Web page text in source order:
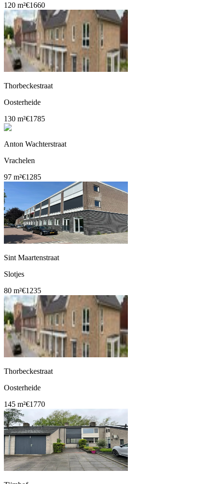
120 m²€1660
Thorbeckestraat
Oosterheide
130 m²€1785
Anton Wachterstraat
Vrachelen
97 m²€1285
Sint Maartenstraat
Slotjes
80 m²€1235
Thorbeckestraat
Oosterheide
145 m²€1770